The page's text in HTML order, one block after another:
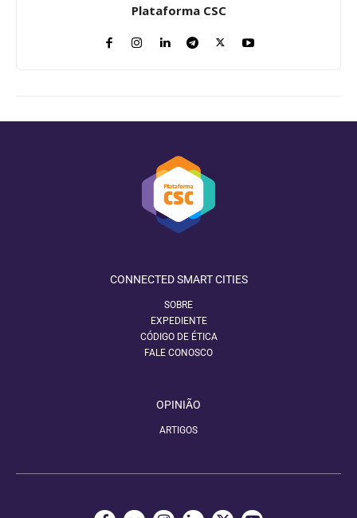
Plataforma CSC
CONNECTED SMART CITIES
SOBRE
EXPEDIENTE
CÓDIGO DE ÉTICA
FALE CONOSCO
OPINIÃO
ARTIGOS